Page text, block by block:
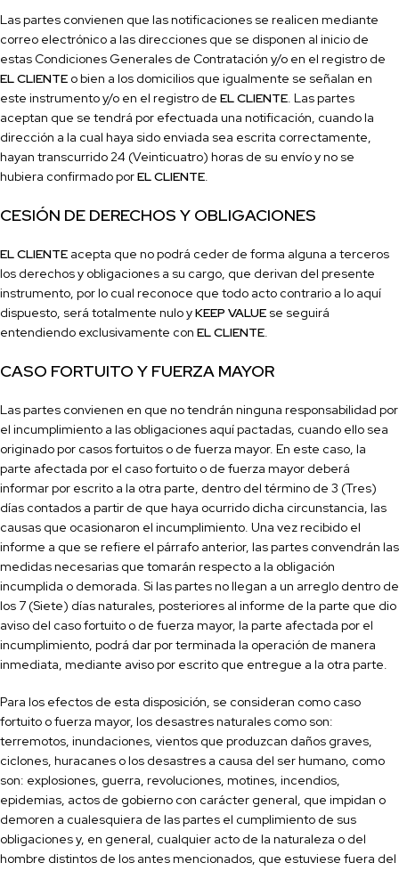
Las partes convienen que las notificaciones se realicen mediante
correo electrónico a las direcciones que se disponen al inicio de
estas Condiciones Generales de Contratación y/o en el registro de
EL CLIENTE o bien a los domicilios que igualmente se señalan en
este instrumento y/o en el registro de EL CLIENTE. Las partes
aceptan que se tendrá por efectuada una notificación, cuando la
dirección a la cual haya sido enviada sea escrita correctamente,
hayan transcurrido 24 (Veinticuatro) horas de su envío y no se
hubiera confirmado porEL CLIENTE.
CESIÓN DE DERECHOS Y OBLIGACIONES
EL CLIENTE acepta que no podrá ceder de forma alguna a terceros
los derechos y obligaciones a su cargo, que derivan del presente
instrumento, por lo cual reconoce que todo acto contrario a lo aquí
dispuesto, será totalmente nulo yKEEP VALUE se seguirá
entendiendo exclusivamente con EL CLIENTE.
CASO FORTUITO Y FUERZA MAYOR
Las partes convienen en que no tendrán ninguna responsabilidad por
el incumplimiento a las obligaciones aquí pactadas, cuando ello sea
originado por casos fortuitos o de fuerza mayor. En este caso, la
parte afectada por el caso fortuito o de fuerza mayor deberá
informar por escrito a la otra parte, dentro del término de 3 (Tres)
días contados a partir de que haya ocurrido dicha circunstancia, las
causas que ocasionaron el incumplimiento. Una vez recibido el
informe a que se refiere el párrafo anterior, las partes convendrán las
medidas necesarias que tomarán respecto a la obligación
incumplida o demorada. Si las partes no llegan a un arreglo dentro de
los 7 (Siete) días naturales, posteriores al informe de la parte que dio
aviso del caso fortuito o de fuerza mayor, la parte afectada por el
incumplimiento, podrá dar por terminada la operación de manera
inmediata, mediante aviso por escrito que entregue a la otra parte.
Para los efectos de esta disposición, se consideran como caso
fortuito o fuerza mayor, los desastres naturales como son:
terremotos, inundaciones, vientos que produzcan daños graves,
ciclones, huracanes o los desastres a causa del ser humano, como
son: explosiones, guerra, revoluciones, motines, incendios,
epidemias, actos de gobierno con carácter general, que impidan o
demoren a cualesquiera de las partes el cumplimiento de sus
obligaciones y, en general, cualquier acto de la naturaleza o del
hombre distintos de los antes mencionados, que estuviese fuera del